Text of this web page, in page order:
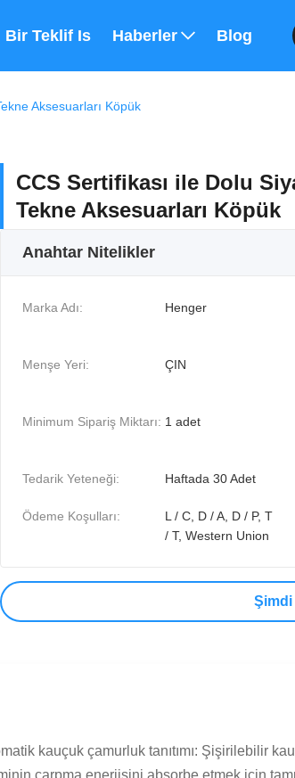
Bir Teklif IsteğiHaberler Blog
Aksesuarları Köpük
CCS Sertifikası ile Dolu
Tekne Aksesuarları Köpük
Anahtar Nitelikler
Marka Adı: Henger
Menşe Yeri: ÇIN
Minimum Sipariş Miktarı: 1 adet
Tedarik Yeteneği: Haftada 30 Adet
Ödeme Koşulları:
L / C, D / A, D / P, T
/ T, Western Union
Şimdi
kauçuk çamurluk tanıtımı: Şişirilebilir
çarpma enerjisini absorbe etmek için